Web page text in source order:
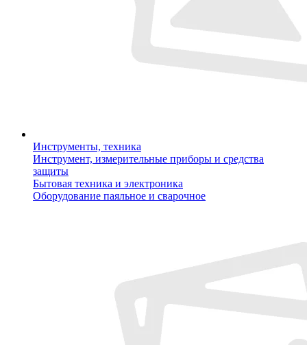
Инструменты, техника
Инструмент, измерительные приборы и средства
защиты
Бытовая техника и электроника
Оборудование паяльное и сварочное